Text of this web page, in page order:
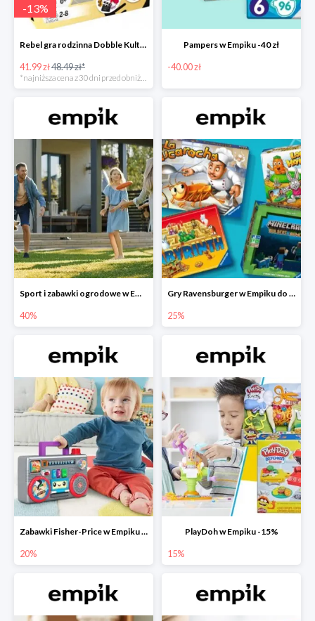
-13%
Rebel gra rodzinna Dobble Kultura w super cenie w Empiku Premium
41.99 zł48.49 zł*
Pampers w Empiku -40 zł
-40.00 zł
Sport i zabawki ogrodowe w Empiku do -40%
40%
Gry Ravensburger w Empiku do -25%
25%
Zabawki Fisher-Price w Empiku do -20%
20%
PlayDoh w Empiku -15%
15%